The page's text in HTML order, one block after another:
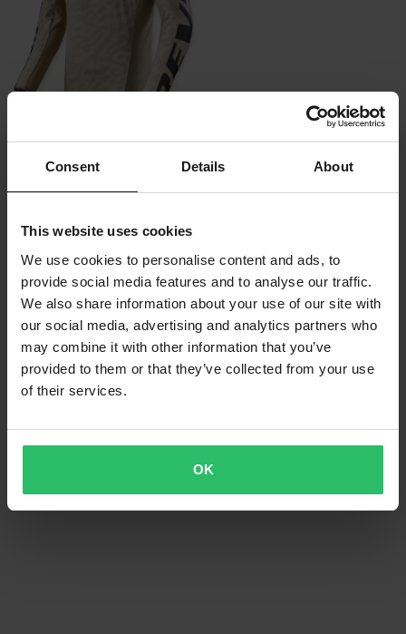
Consent Details About
This website uses cookies
We use cookies to personalise content and ads, to
provide social media features and to analyse our traffic.
We also share information about your use of our site with
our social media, advertising and analytics partners who
may combine it with other information that you’ve
provided to them or that they’ve collected from your use
of their services.
OK
1 129 kr
REV'IT! Thirteen Skjorta Sand